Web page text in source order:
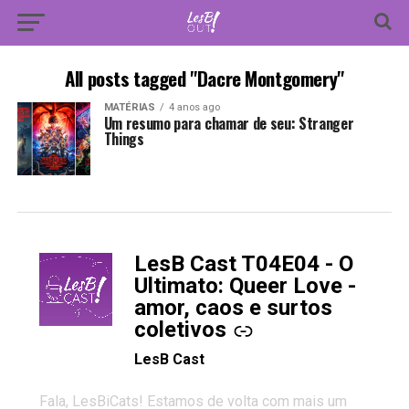
All posts tagged "Dacre Montgomery"
MATÉRIAS 4 anos ago
Um resumo para chamar de seu: Stranger
Things
LesB Cast T04E04 - O
Ultimato: Queer Love -
amor, caos e surtos
coletivos
-
LesB Cast
Fala, LesBiCats! Estamos de volta com mais um